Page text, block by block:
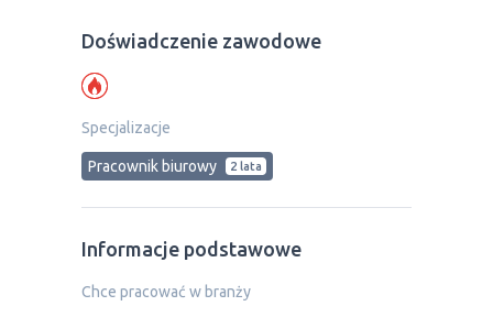
Doświadczenie zawodowe
Specjalizacje
Pracownik biurowy 2 lata
Informacje podstawowe
Chce pracować w branży